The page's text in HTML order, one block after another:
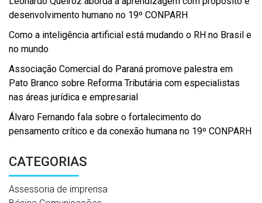
desenvolvimento humano no 19º CONPARH
Como a inteligência artificial está mudando o RH no Brasil e
no mundo
Associação Comercial do Paraná promove palestra em
Pato Branco sobre Reforma Tributária com especialistas
nas áreas jurídica e empresarial
Álvaro Fernando fala sobre o fortalecimento do
pensamento crítico e da conexão humana no 19º CONPARH
CATEGORIAS
Assessoria de imprensa